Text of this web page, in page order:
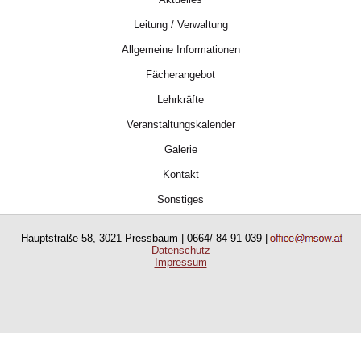
Leitung / Verwaltung
Allgemeine Informationen
Fächerangebot
Lehrkräfte
Veranstaltungskalender
Galerie
Kontakt
Sonstiges
Hauptstraße 58, 3021 Pressbaum | 0664/ 84 91 039 |
Datenschutz
Impressum